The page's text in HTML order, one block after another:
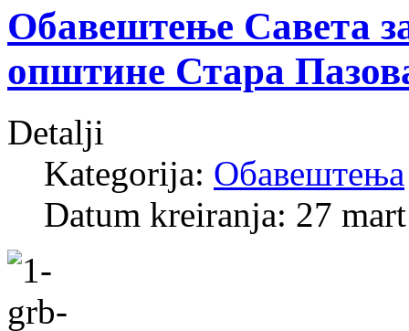
Обавештење Савета
општине Стара
Detalji
Kategorija: Обавештења
Datum kreiranja: 27